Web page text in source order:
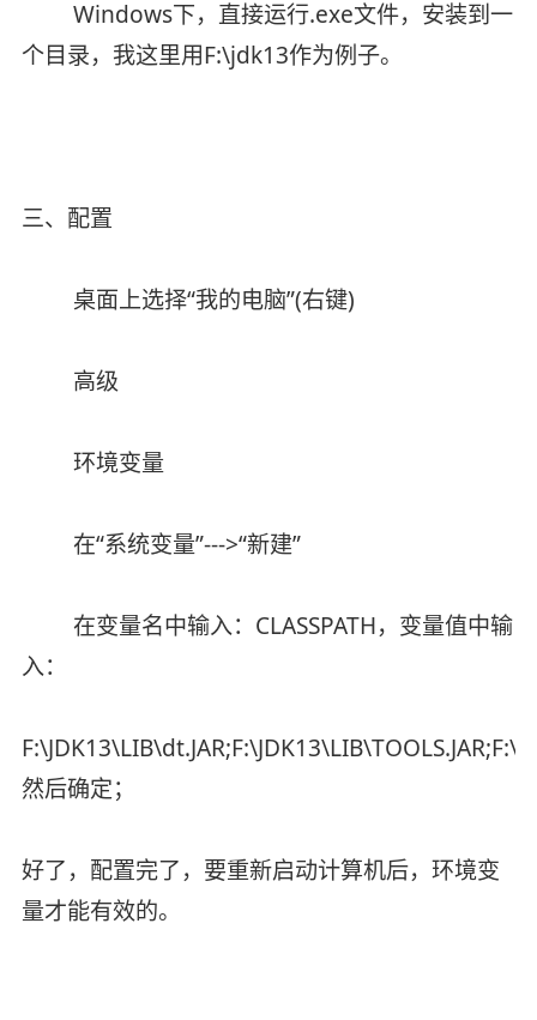
Windows下，直接运行.exe文件，安装到一
个目录，我这里用F:\jdk13作为例子。
三、配置
桌面上选择“我的电脑”(右键)
高级
环境变量
在“系统变量”--->“新建”
在变量名中输入：CLASSPATH，变量值中输
入：
然后确定；
好了，配置完了，要重新启动计算机后，环境变
量才能有效的。